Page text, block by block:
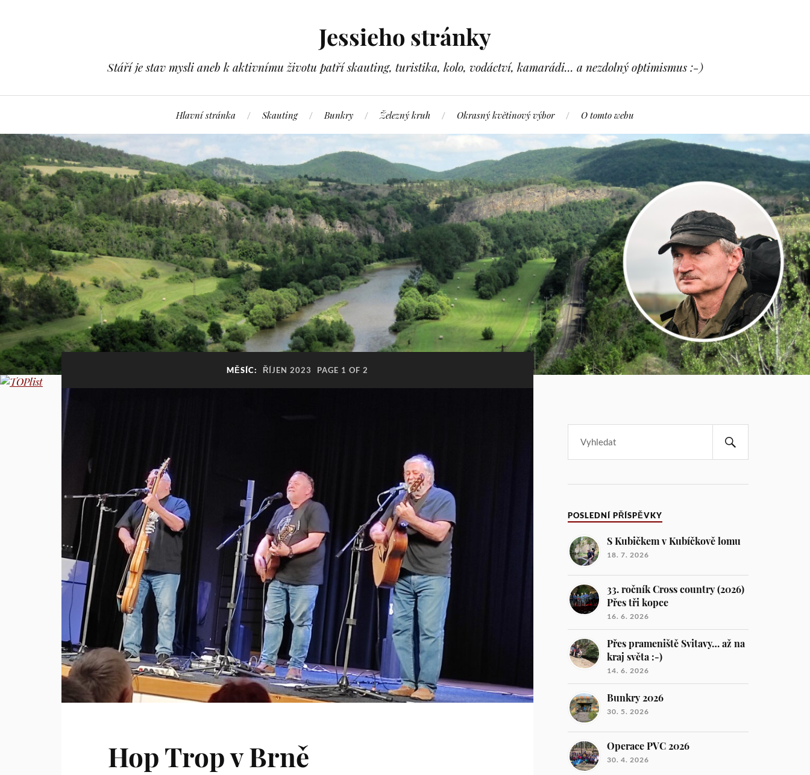
Jessieho stránky
Stáří je stav mysli aneb k aktivnímu životu patří skauting, turistika, kolo, vodáctví, kamarádi... a nezdolný optimismus :-)
Hlavní stránka Skauting Bunkry Železný kruh Okrasný květinový výbor O tomto webu
MĚSÍC: ŘÍJEN 2023 PAGE 1 OF 2
Hop Trop v Brně
POSLEDNÍ PŘÍSPĚVKY
S Kubičkem v Kubíčkově lomu
18. 7. 2026
33. ročník Cross country (2026)
Přes tři kopce
16. 6. 2026
Přes prameniště Svitavy… až na
kraj světa :-)
14. 6. 2026
Bunkry 2026
30. 5. 2026
Operace PVC 2026
30. 4. 2026